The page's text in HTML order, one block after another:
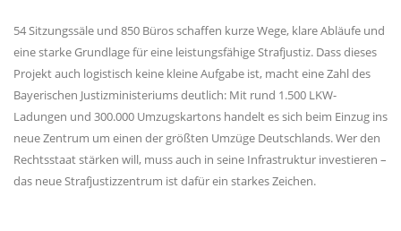
54 Sitzungssäle und 850 Büros schaffen kurze Wege, klare Abläufe und
eine starke Grundlage für eine leistungsfähige Strafjustiz. Dass dieses
Projekt auch logistisch keine kleine Aufgabe ist, macht eine Zahl des
Bayerischen Justizministeriums deutlich: Mit rund 1.500 LKW-
Ladungen und 300.000 Umzugskartons handelt es sich beim Einzug ins
neue Zentrum um einen der größten Umzüge Deutschlands. Wer den
Rechtsstaat stärken will, muss auch in seine Infrastruktur investieren –
das neue Strafjustizzentrum ist dafür ein starkes Zeichen.